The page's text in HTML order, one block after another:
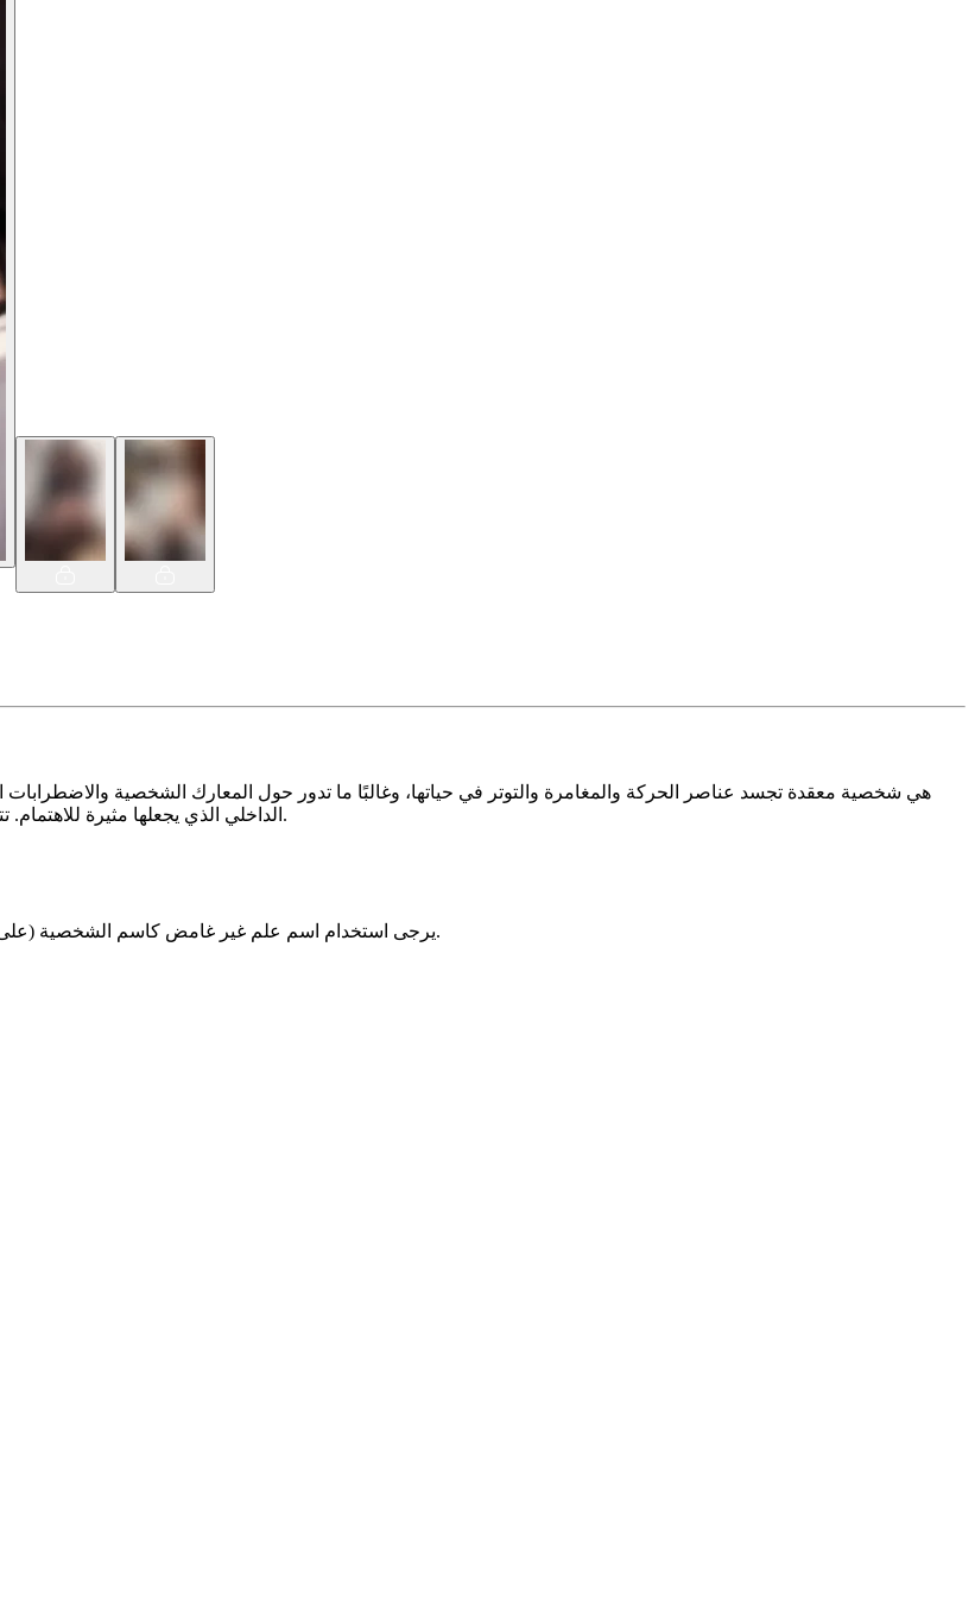
الداخلي الذي يجعلها مثيرة للاهتمام. تتوافق الجوانب السردية جيدًا مع أسلوب الكتاب الهزلي، مما يضيف عمقًا لتصويرها.
يرجى استخدام اسم علم غير غامض كاسم الشخصية (على سبيل المثال، ليس "سكاي") وتأكد من أن اسم الشخصية واسم اللاعب مختلفان.